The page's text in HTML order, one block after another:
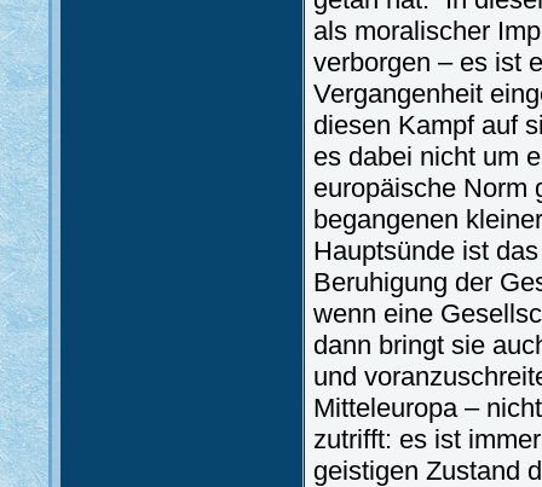
als moralischer
verborgen – es ist
Vergangenheit
diesen Kampf auf
es dabei nicht um
europäische Norm
begangenen
Hauptsünde ist
Beruhigung der
wenn eine
dann bringt sie
und
Mitteleuropa –
zutrifft: es ist
geistigen Zustand